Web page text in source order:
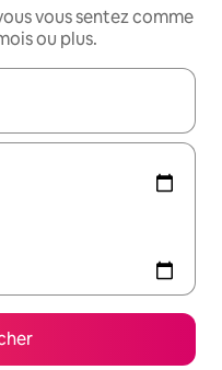
vous sentez comme
ou plus.
les flèches vers le